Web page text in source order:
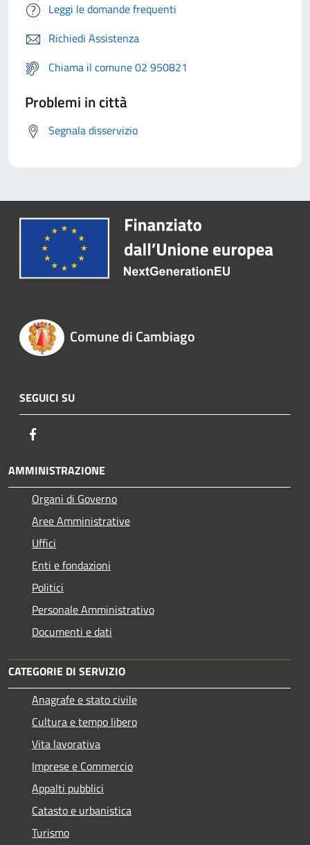
Leggi le domande frequenti
Richiedi Assistenza
Chiama il comune 02 950821
Problemi in città
Segnala disservizio
Comune di Cambiago
SEGUICI SU
AMMINISTRAZIONE
Organi di Governo
Aree Amministrative
Uffici
Enti e fondazioni
Politici
Personale Amministrativo
Documenti e dati
CATEGORIE DI SERVIZIO
Anagrafe e stato civile
Cultura e tempo libero
Vita lavorativa
Imprese e Commercio
Appalti pubblici
Catasto e urbanistica
Turismo